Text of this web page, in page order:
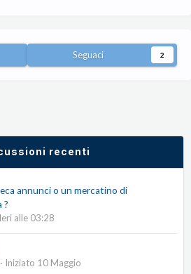
Seguaci 2
recenti
annunci o un mercatino di
?
Ieri alle 03:28
· Iniziato 10 Maggio